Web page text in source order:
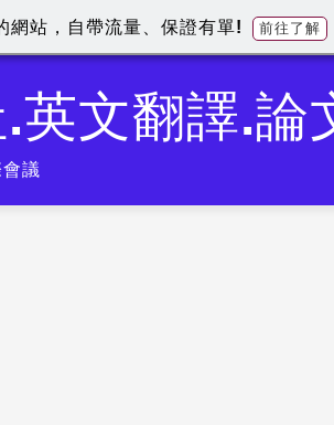
文翻譯.
議
網站，自帶流量、保證有單! 前往了解